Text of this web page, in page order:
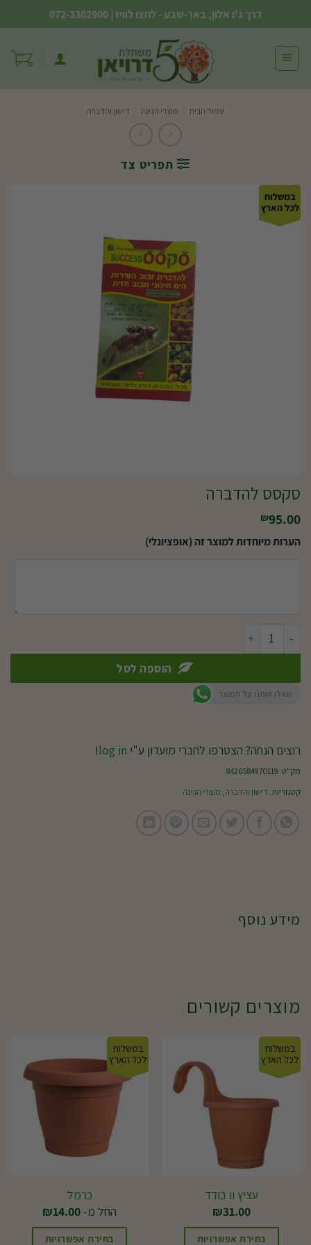
to
content
דרך ג'ו אלון, באר-שבע - לחצו לוויז |
072-3302900
עמוד הבית מוצרי הגינה דישון והדברה
תפריט צד
במשלוח
לכל הארץ
סקסס להדברה
₪95.00
הערות מיוחדות למוצר זה (אופציונלי)
כמות של סקסס להדברה
הוספה לסל
שאלו אותנו על המוצר
רוצים הנחה? הצטרפו לחברי מועדון ע"י log in
!
מק"ט: 8426584970119
קטגוריות: דישון והדברה, מוצרי הגינה
מידע נוסף
מוצרים קשורים
במשלוח
לכל הארץ
עציץ וו בודד
₪31.00
בחירת אפשרויות
במשלוח
לכל הארץ
כרמל
החל מ-
₪14.00
בחירת אפשרויות